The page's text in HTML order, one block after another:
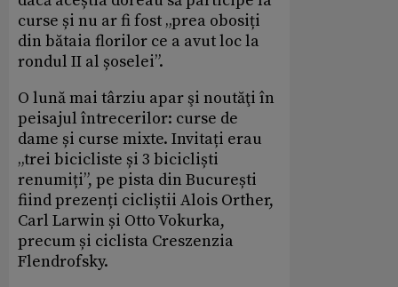
curse și nu ar fi fost „prea obosiți
din bătaia florilor ce a avut loc la
rondul II al șoselei”.
O lună mai târziu apar şi noutăţi în
peisajul întrecerilor: curse de
dame și curse mixte. Invitați erau
„trei bicicliste și 3 bicicliști
renumiți”, pe pista din București
fiind prezenți cicliștii Alois Orther,
Carl Larwin și Otto Vokurka,
precum și ciclista Creszenzia
Flendrofsky.